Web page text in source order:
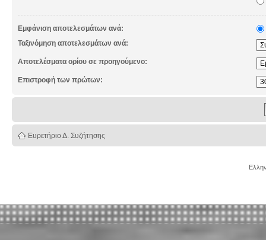
Εμφάνιση αποτελεσμάτων ανά:
Ταξινόμηση αποτελεσμάτων ανά:
Αποτελέσματα ορίου σε προηγούμενο:
Επιστροφή των πρώτων:
Ευρετήριο Δ. Συζήτησης